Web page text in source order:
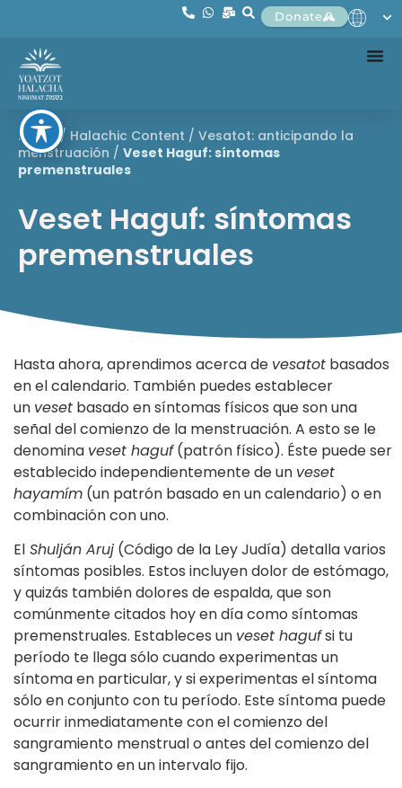
Donate
Home / Halachic Content / Vesatot: anticipando la
menstruación / Veset Haguf: síntomas
premenstruales
Veset Haguf: síntomas
premenstruales
Hasta ahora, aprendimos acerca de vesatot basados
en el calendario. También puedes establecer
un veset basado en síntomas físicos que son una
señal del comienzo de la menstruación. A esto se le
denomina veset haguf(patrón físico). Éste puede ser
establecido independientemente de un veset
hayamím (un patrón basado en un calendario) o en
combinación con uno.
El Shulján Aruj (Código de la Ley Judía) detalla varios
síntomas posibles. Estos incluyen dolor de estómago,
y quizás también dolores de espalda, que son
comúnmente citados hoy en día como síntomas
premenstruales. Estableces un veset hagufsi tu
período te llega sólo cuando experimentas un
síntoma en particular, y si experimentas el síntoma
sólo en conjunto con tu período. Este síntoma puede
ocurrir inmediatamente con el comienzo del
sangramiento menstrual o antes del comienzo del
sangramiento en un intervalo fijo.